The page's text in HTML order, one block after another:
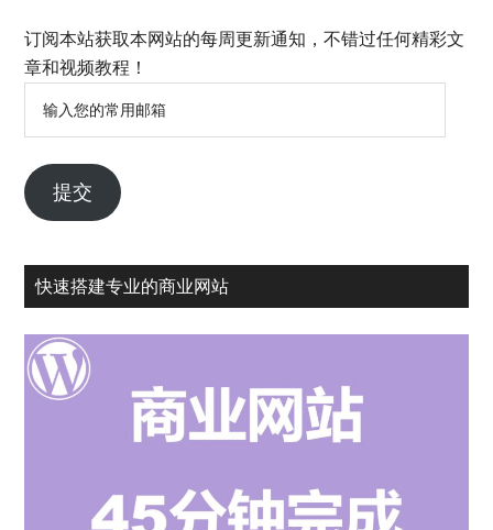
订阅本站获取本网站的每周更新通知，不错过任何精彩文
章和视频教程！
的
常
邮
箱
提交
快速搭建专业的商业网站